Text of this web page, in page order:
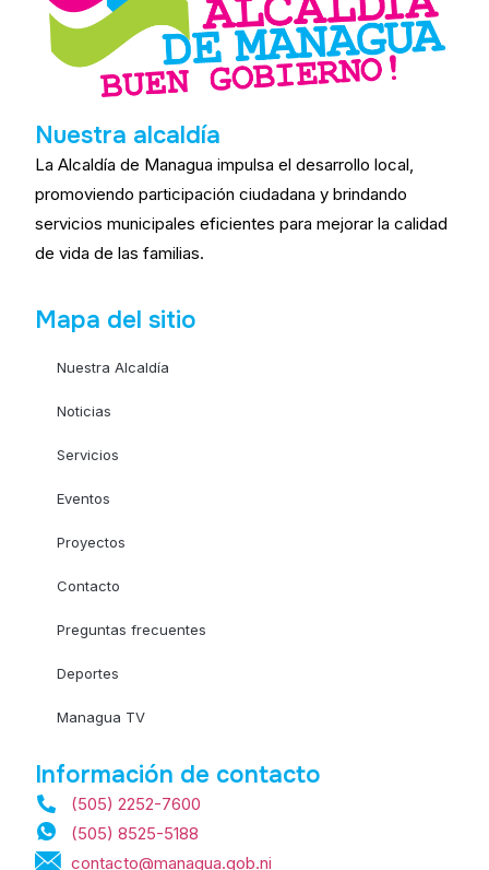
Nuestra alcaldía
La Alcaldía de Managua impulsa el desarrollo local,
promoviendo participación ciudadana y brindando
servicios municipales eficientes para mejorar la calidad
de vida de las familias.
Mapa del sitio
Nuestra Alcaldía
Noticias
Servicios
Eventos
Proyectos
Contacto
Preguntas frecuentes
Deportes
Managua TV
Información de contacto
(505) 2252-7600
(505) 8525-5188
contacto@managua.gob.ni